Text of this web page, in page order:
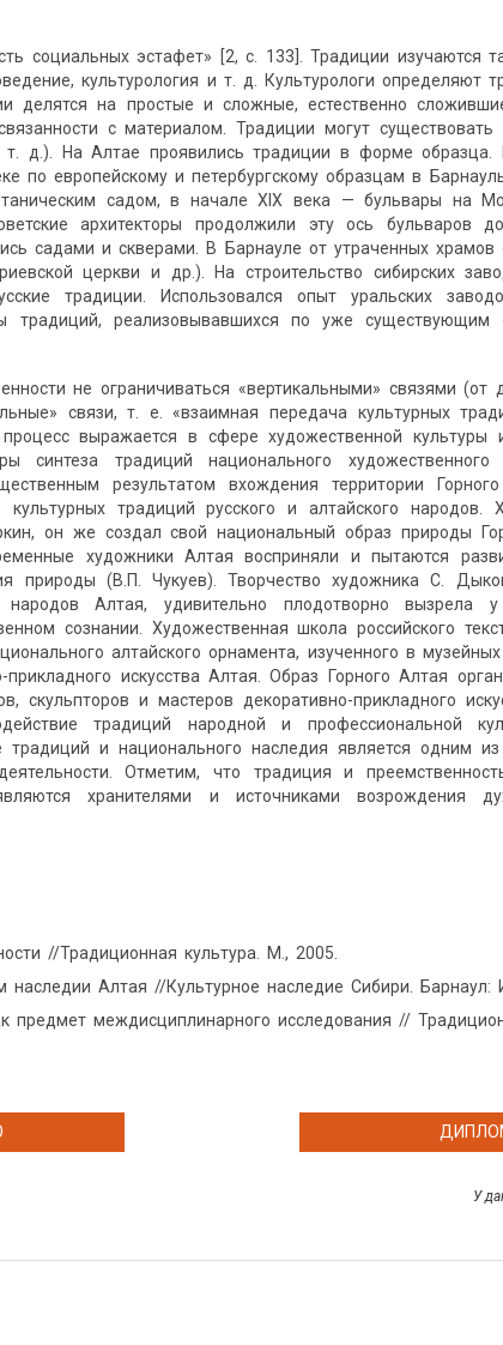
социальных эстафет» [2, с. 133]. Традиции изучаются
культурология и т. д. Культурологи определяют
делятся на простые и сложные, естественно
с материалом. Традиции могут
т. д.). На Алтае проявились традиции в форме
по европейскому и петербургскому образцам в
садом, в начале XIX века — бульвары на
архитекторы продолжили эту ось бульваров
садами и скверами. В Барнауле от утраченных храмов
церкви и др.). На строительство сибирских
традиции. Использовался опыт уральских
традиций, реализовывавшихся по уже
не ограничиваться «вертикальными» связями (от
связи, т. е. «взаимная передача культурных
выражается в сфере художественной культуры и
синтеза традиций национального
результатом вхождения территории
культурных традиций русского и алтайского народов.
он же создал свой национальный образ природы
художники Алтая восприняли и пытаются
природы (В.П. Чукуев). Творчество художника С.
Алтая, удивительно плодотворно вызрела
сознании. Художественная школа российского
алтайского орнамента, изученного в
искусства Алтая. Образ Горного Алтая
скульпторов и мастеров декоративно-прикладного
традиций народной и профессиональной
традиций и национального наследия является одним
Отметим, что традиция и
хранителями и источниками возрождения
//Традиционная культура. М., 2005.
наследии Алтая //Культурное наследие Сибири. Барнаул:
предмет междисциплинарного исследования //
У